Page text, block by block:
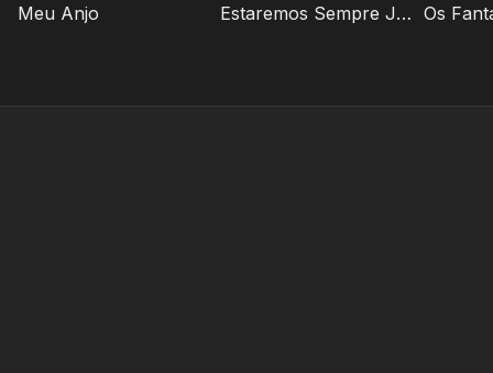
Meu Anjo Estaremos Sempre Juntos